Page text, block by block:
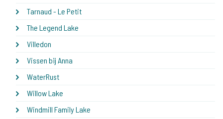
Tarnaud - Le Petit
The Legend Lake
Villedon
Vissen bij Anna
WaterRust
Willow Lake
Windmill Family Lake